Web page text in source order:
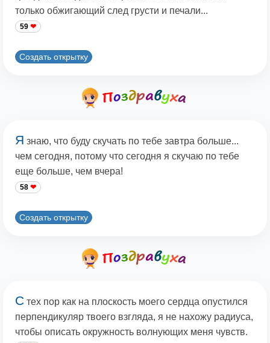
только обжигающий след грусти и печали...
59
Создать открытку
Я знаю, что буду скучать по тебе завтра больше...
чем сегодня, потому что сегодня я скучаю по тебе
еще больше, чем вчера!
58
Создать открытку
С тех пор как на плоскость моего сердца опустился
перпендикуляр твоего взгляда, я не нахожу радиуса,
чтобы описать окружность волнующих меня чувств.